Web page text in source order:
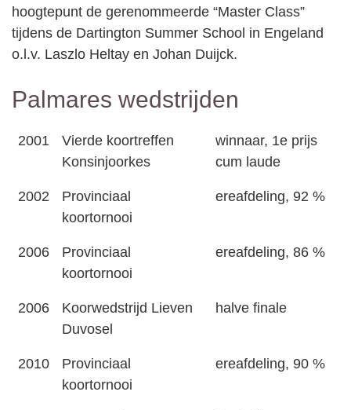
hoogtepunt de gerenommeerde “Master Class”
tijdens de Dartington Summer School in Engeland
o.l.v. Laszlo Heltay en Johan Duijck.
Palmares wedstrijden
2001
Vierde koortreffen
Konsinjoorkes
winnaar, 1e prijs
cum laude
2002
Provinciaal
koortornooi
ereafdeling, 92 %
2006
Provinciaal
koortornooi
ereafdeling, 86 %
2006
Koorwedstrijd Lieven
Duvosel
halve finale
2010
Provinciaal
koortornooi
ereafdeling, 90 %